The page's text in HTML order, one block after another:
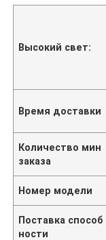
Высокий свет:
Время доставки
Количество мин
заказа
Номер модели
Поставка способ
ности